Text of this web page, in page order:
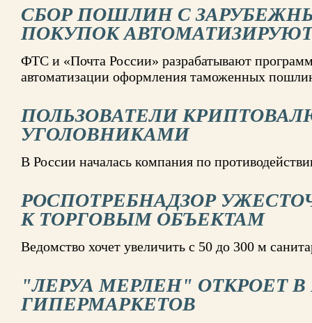
СБОР ПОШЛИН С
ПОКУПОК
ФТС и «Почта России» разрабатывают
автоматизации оформления таможенных
ПОЛЬЗОВАТЕЛИ
УГОЛОВНИКАМИ
В России началась компания по
РОСПОТРЕБНАДЗОР
К ТОРГОВЫМ ОБЪЕКТАМ
Ведомство хочет увеличить с 50 до 300 м
"ЛЕРУА МЕРЛЕН" ОТКРОЕТ В
ГИПЕРМАРКЕТОВ